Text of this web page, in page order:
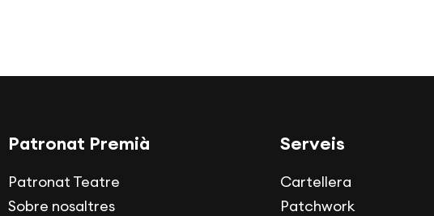
Patronat Premià
Patronat Teatre
Sobre nosaltres
Serveis
Cartellera
Patchwork